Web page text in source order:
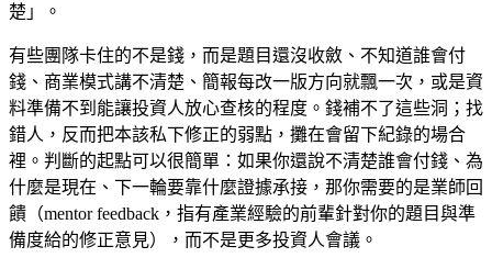
楚」。
有些團隊卡住的不是錢，而是題目還沒收斂、不知道誰會付
錢、商業模式講不清楚、簡報每改一版方向就飄一次，或是資
料準備不到能讓投資人放心查核的程度。錢補不了這些洞；找
錯人，反而把本該私下修正的弱點，攤在會留下紀錄的場合
裡。判斷的起點可以很簡單：如果你還說不清楚誰會付錢、為
什麼是現在、下一輪要靠什麼證據承接，那你需要的是業師回
饋（mentor feedback，指有產業經驗的前輩針對你的題目與準
備度給的修正意見），而不是更多投資人會議。